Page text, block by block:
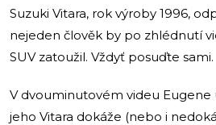
Suzuki Vitara, rok výroby 1996,
nejeden člověk by po zhlédnutí
SUV zatoužil. Vždyť posuďte sami.
V dvouminutovém videu Eugene
jeho Vitara dokáže (nebo i